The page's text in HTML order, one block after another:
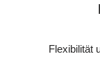
Flexibilität